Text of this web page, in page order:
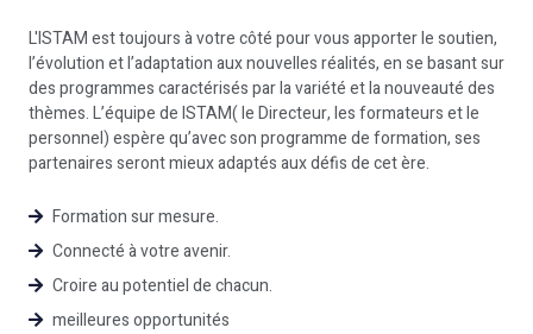
L'ISTAM est toujours à votre côté pour vous apporter le soutien,
l’évolution et l’adaptation aux nouvelles réalités, en se basant sur
des programmes caractérisés par la variété et la nouveauté des
thèmes. L’équipe de ISTAM( le Directeur, les formateurs et le
personnel) espère qu’avec son programme de formation, ses
partenaires seront mieux adaptés aux défis de cet ère.
Formation sur mesure.
Connecté à votre avenir.
Croire au potentiel de chacun.
meilleures opportunités